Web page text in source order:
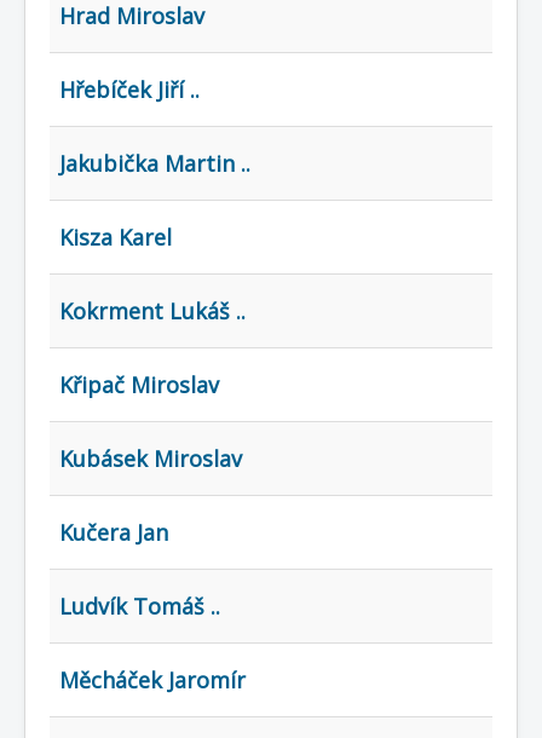
Hrad Miroslav
Hřebíček Jiří ..
Jakubička Martin ..
Kisza Karel
Kokrment Lukáš ..
Křipač Miroslav
Kubásek Miroslav
Kučera Jan
Ludvík Tomáš ..
Měcháček Jaromír